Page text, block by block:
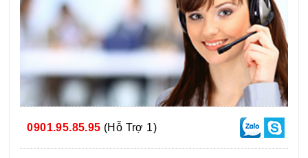
0901.95.85.95 (Hỗ Trợ 1)